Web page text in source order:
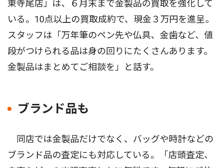
東寺尾店」は、６月末まで金製品の買取を強化して
いる。10点以上の買取成約で、現金３万円を進呈。
スタッフは「万年筆のペン先や仏具、金歯など、値
段がつけられる品は身の回りにたくさんあります。
金製品はまとめてご相談を」と話す。
ブランド品も
同店では金製品だけでなく、バッグや時計などの
ブランド品の査定にも対応している。「店頭査定、